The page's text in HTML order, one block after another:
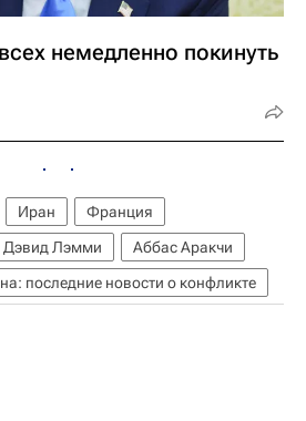
немедленно покинуть
Иран
Франция
Дэвид Лэмми
Аббас Аракчи
последние новости о конфликте